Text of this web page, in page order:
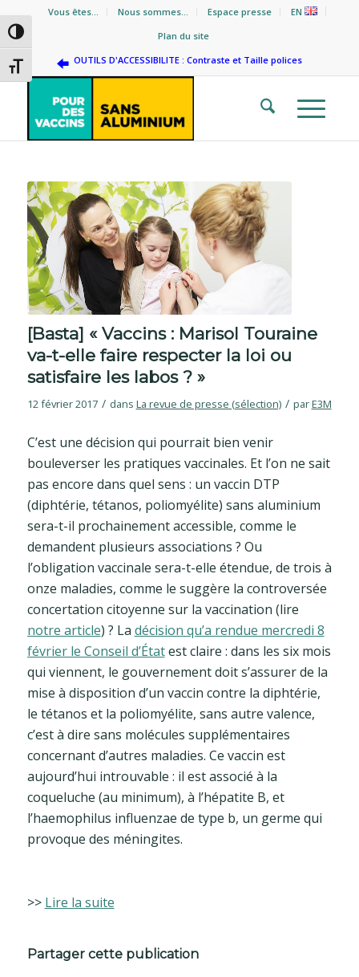
Passer en contraste élevé
Changer la taille de la police
Vous êtes… Nous sommes… Espace presse
EN
Plan du site
OUTILS D'ACCESSIBILITE : Contraste et Taille polices
[Basta] « Vaccins : Marisol Touraine
va-t-elle faire respecter la loi ou
satisfaire les labos ? »
12 février 2017 / dans La revue de presse (sélection) / parE3M
C’est une décision qui pourrait bien venir
bouleverser les pratiques vaccinales. Et l’on ne sait
pas encore dans quel sens : un vaccin DTP
(diphtérie, tétanos, poliomyélite) sans aluminium
sera-t-il prochainement accessible, comme le
demandent plusieurs associations ? Ou
l’obligation vaccinale sera-t-elle étendue, de trois à
onze maladies, comme le suggère la controversée
concertation citoyenne sur la vaccination (lire
notre article) ? La décision qu’a rendue mercredi 8
février le Conseil d’Étatest claire : dans les six mois
qui viennent, le gouvernement doit s’assurer de la
mise à disposition d’un vaccin contre la diphtérie,
le tétanos et la poliomyélite, sans autre valence,
c’est à dire sans molécules supplémentaires
concernant d’autres maladies. Ce vaccin est
aujourd’hui introuvable : il est associé à la
coqueluche (au minimum), à l’hépatite B, et
l’haemophilus influenzae de type b, un germe qui
provoque des méningites.
>> Lire la suite
Partager cette publication